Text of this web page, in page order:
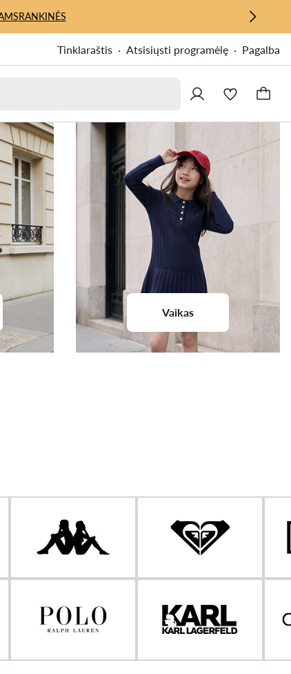
RANKINĖS
Tinklaraštis Atsisiųsti programėlę Pagalba
Vaikas